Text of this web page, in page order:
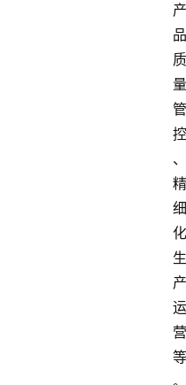
产
品
质
量
管
控
、
精
细
化
生
产
运
营
等
。